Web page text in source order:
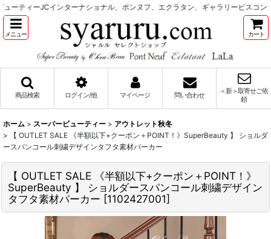
ティーJCインターナショナル、ポンヌフ、エクラタン、ギャラリービスコンテ
メニュー カート
商品検索 ログイン/他 マイページ 問い合わせ
＜新＞取寄せご依
頼
ホーム > スーパービューティー > アウトレット秋冬
>
【 OUTLET SALE 《半額以下+クーポン＋POINT！》SuperBeauty 】 ショルダ
ースパンコール刺繍デザインタフタ素材パーカー
【 OUTLET SALE 《半額以下+クーポン＋POINT！》
SuperBeauty 】 ショルダースパンコール刺繍デザイン
タフタ素材パーカー [1102427001]